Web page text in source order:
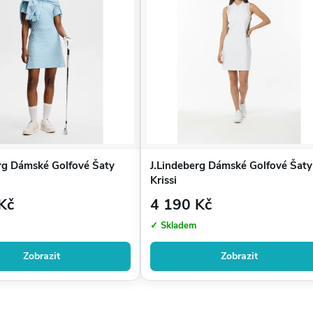
Dámské Golfové Šaty
Zobrazit
J.Lindeberg Dámské Golfové Šaty
Krissi
4 190 Kč
✓ Skladem
Zobrazit